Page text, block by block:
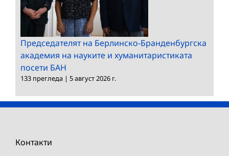
Председателят на Берлинско-Бранденбургска
академия на науките и хуманитаристиката
посети БАН
133 прегледа | 5 август 2026 г.
Контакти